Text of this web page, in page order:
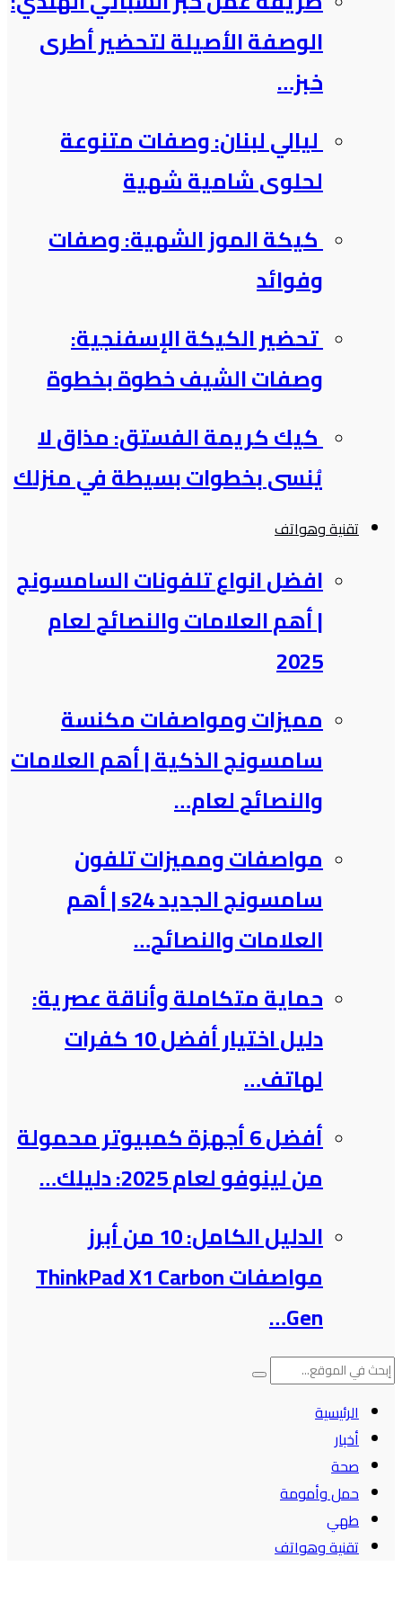
الوصفة الأصيلة لتحضير أطرى
خبز…
ليالي لبنان: وصفات متنوعة
لحلوى شامية شهية
كيكة الموز الشهية: وصفات
وفوائد
تحضير الكيكة الإسفنجية:
وصفات الشيف خطوة بخطوة
كيك كريمة الفستق: مذاق لا
يُنسى بخطوات بسيطة في منزلك
تقنية وهواتف
افضل انواع تلفونات السامسونج​
| أهم العلامات والنصائح لعام
2025
مميزات ومواصفات مكنسة
سامسونج الذكية​ | أهم العلامات
والنصائح لعام…
مواصفات ومميزات تلفون
سامسونج الجديد s24 | أهم
العلامات والنصائح…
حماية متكاملة وأناقة عصرية:
دليل اختيار أفضل 10 كفرات
لهاتف…
أفضل 6 أجهزة كمبيوتر محمولة
من لينوفو لعام 2025: دليلك…
الدليل الكامل: 10 من أبرز
مواصفات ThinkPad X1 Carbon
Gen…
الرئيسية
أخبار
صحة
حمل وأمومة
طهي
تقنية وهواتف